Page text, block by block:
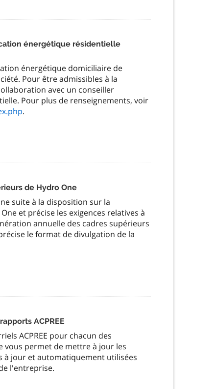
énergétique résidentielle
énergétique domiciliaire de
Pour être admissibles à la
avec un conseiller
Pour plus de renseignements, voir
.
de Hydro One
suite à la disposition sur la
et précise les exigences relatives à
annuelle des cadres supérieurs
le format de divulgation de la
ACPREE
ACPREE pour chacun des
vous permet de mettre à jour les
à jour et automatiquement utilisées
l'entreprise.